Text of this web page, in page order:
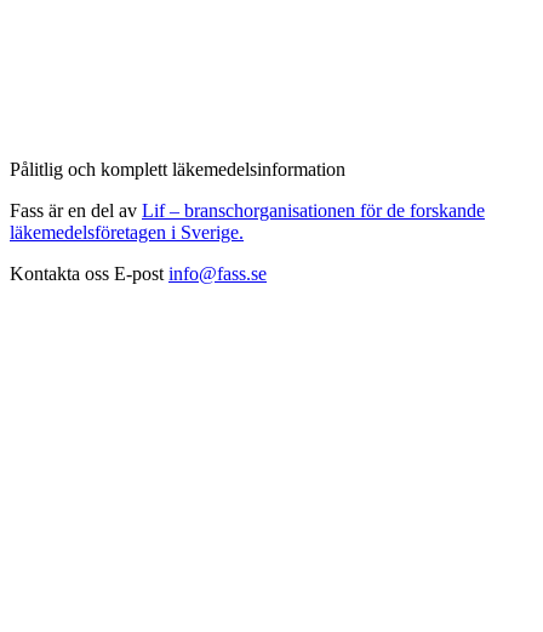
Pålitlig och komplett läkemedelsinformation
Fass är en del av Lif – branschorganisationen för de forskande
läkemedelsföretagen i Sverige.
Kontakta oss E-post info@fass.se